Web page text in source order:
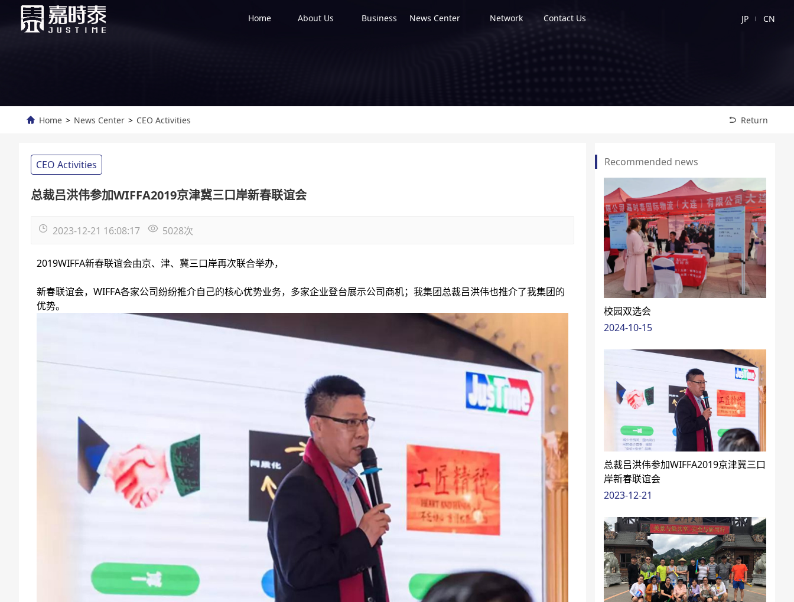
Home About Us Business News Center Network Contact Us JP CN
Home > News Center > CEO Activities Return
CEO Activities
总裁吕洪伟参加WIFFA2019京津冀三口岸新春联谊会
2023-12-21 16:08:17 5028次
2019WIFFA新春联谊会由京、津、冀三口岸再次联合举办，
新春联谊会，WIFFA各家公司纷纷推介自己的核心优势业务，多家企业登台展示公司商机；我集团总裁吕洪伟也推介了我集团的
优势。
Recommended news
校园双选会
2024-10-15
总裁吕洪伟参加WIFFA2019京津冀三口
岸新春联谊会
2023-12-21